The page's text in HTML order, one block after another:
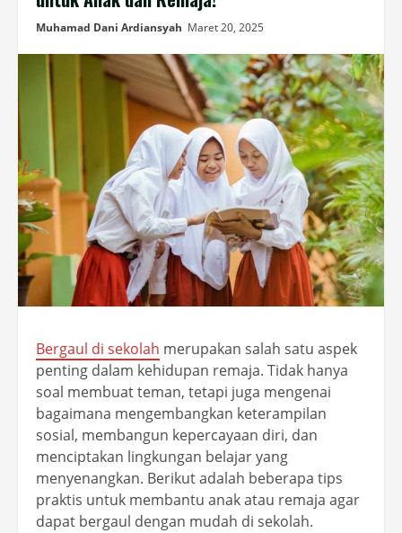
Muhamad Dani Ardiansyah Maret 20, 2025
Bergaul di sekolah merupakan salah satu aspek
penting dalam kehidupan remaja. Tidak hanya
soal membuat teman, tetapi juga mengenai
bagaimana mengembangkan keterampilan
sosial, membangun kepercayaan diri, dan
menciptakan lingkungan belajar yang
menyenangkan. Berikut adalah beberapa tips
praktis untuk membantu anak atau remaja agar
dapat bergaul dengan mudah di sekolah.